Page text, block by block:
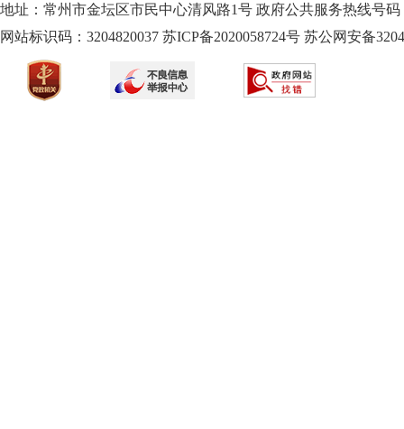
地址：常州市金坛区市民中心清风路1号 政府公共服务热线号码
网站标识码：3204820037 苏ICP备2020058724号 苏公网安备